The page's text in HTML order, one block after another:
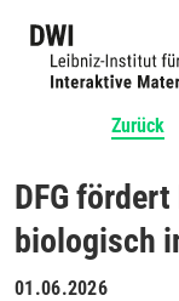
Zurück
DFG
biologisch
01.06.2026